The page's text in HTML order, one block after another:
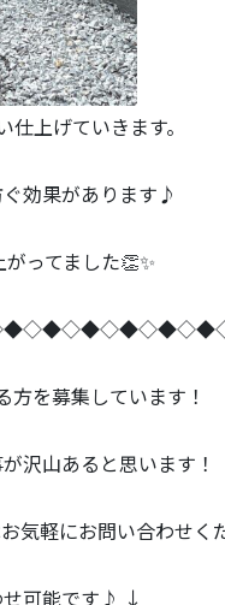
上げていきます。
効果があります♪
ってました👏✨
を募集しています！
沢山あると思います！
気軽にお問い合わせ
せ可能です♪ ↓